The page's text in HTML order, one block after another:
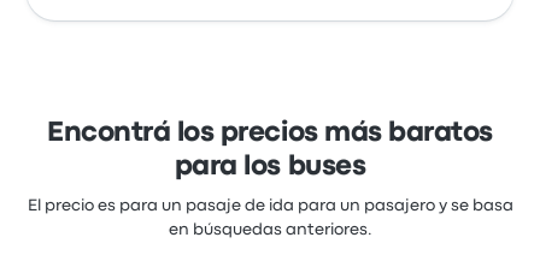
Encontrá los precios más baratos
para los buses
El precio es para un pasaje de ida para un pasajero y se basa
en búsquedas anteriores.